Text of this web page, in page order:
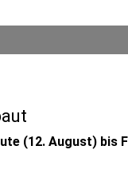
(12. August) bis